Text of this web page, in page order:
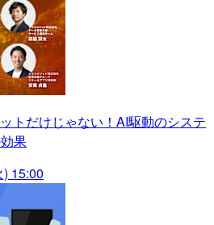
トだけじゃない！AI駆動のシステ
果
15:00